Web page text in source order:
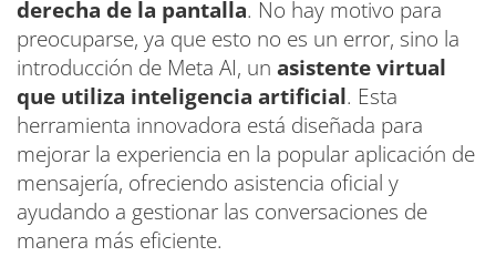
derecha de la pantalla. No hay motivo para
preocuparse, ya que esto no es un error, sino la
introducción de Meta AI, un asistente virtual
que utiliza inteligencia artificial. Esta
herramienta innovadora está diseñada para
mejorar la experiencia en la popular aplicación de
mensajería, ofreciendo asistencia oficial y
ayudando a gestionar las conversaciones de
manera más eficiente.